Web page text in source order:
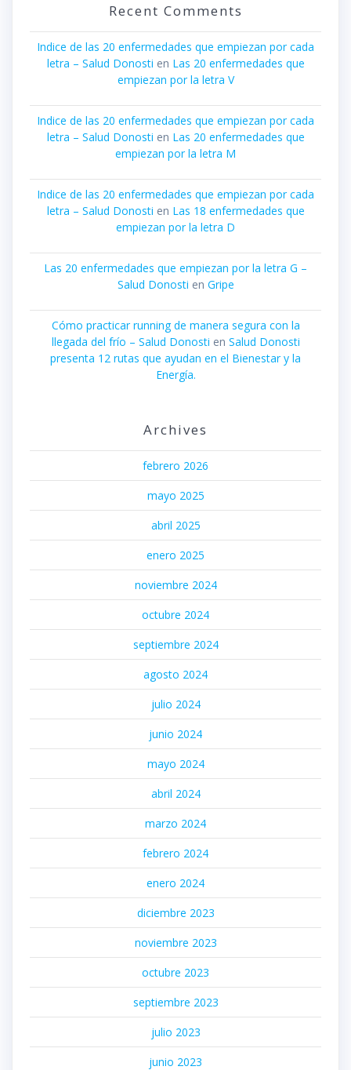
Recent Comments
Indice de las 20 enfermedades que empiezan por cada
letra – Salud Donosti en Las 20 enfermedades que
empiezan por la letra V
Indice de las 20 enfermedades que empiezan por cada
letra – Salud Donosti en Las 20 enfermedades que
empiezan por la letra M
Indice de las 20 enfermedades que empiezan por cada
letra – Salud Donosti en Las 18 enfermedades que
empiezan por la letra D
Las 20 enfermedades que empiezan por la letra G –
Salud Donosti en Gripe
Cómo practicar running de manera segura con la
llegada del frío – Salud Donosti en Salud Donosti
presenta 12 rutas que ayudan en el Bienestar y la
Energía.
Archives
febrero 2026
mayo 2025
abril 2025
enero 2025
noviembre 2024
octubre 2024
septiembre 2024
agosto 2024
julio 2024
junio 2024
mayo 2024
abril 2024
marzo 2024
febrero 2024
enero 2024
diciembre 2023
noviembre 2023
octubre 2023
septiembre 2023
julio 2023
junio 2023